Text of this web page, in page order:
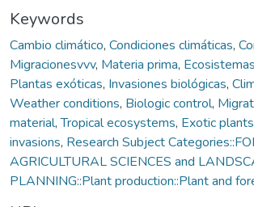
Keywords
Cambio climático, Condiciones climáticas,
Migracionesvvv, Materia prima,
Plantas exóticas, Invasiones biológicas,
Weather conditions, Biologic control,
material,Tropical ecosystems, Exotic plants
invasions, Research Subject
AGRICULTURAL SCIENCES and
PLANNING::Plant production::Plant and